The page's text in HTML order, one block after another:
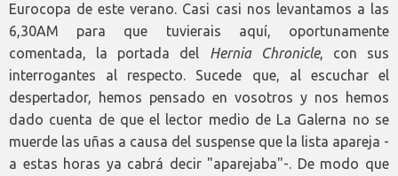
Eurocopa de este verano. Casi casi nos levantamos a las
6,30AM para que tuvierais aquí, oportunamente
comentada, la portada del Hernia Chronicle, con sus
interrogantes al respecto. Sucede que, al escuchar el
despertador, hemos pensado en vosotros y nos hemos
dado cuenta de que el lector medio de La Galerna no se
muerde las uñas a causa del suspense que la lista apareja -
a estas horas ya cabrá decir "aparejaba"-. De modo que